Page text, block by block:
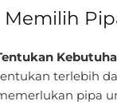
Memilih
terlebih
pipa